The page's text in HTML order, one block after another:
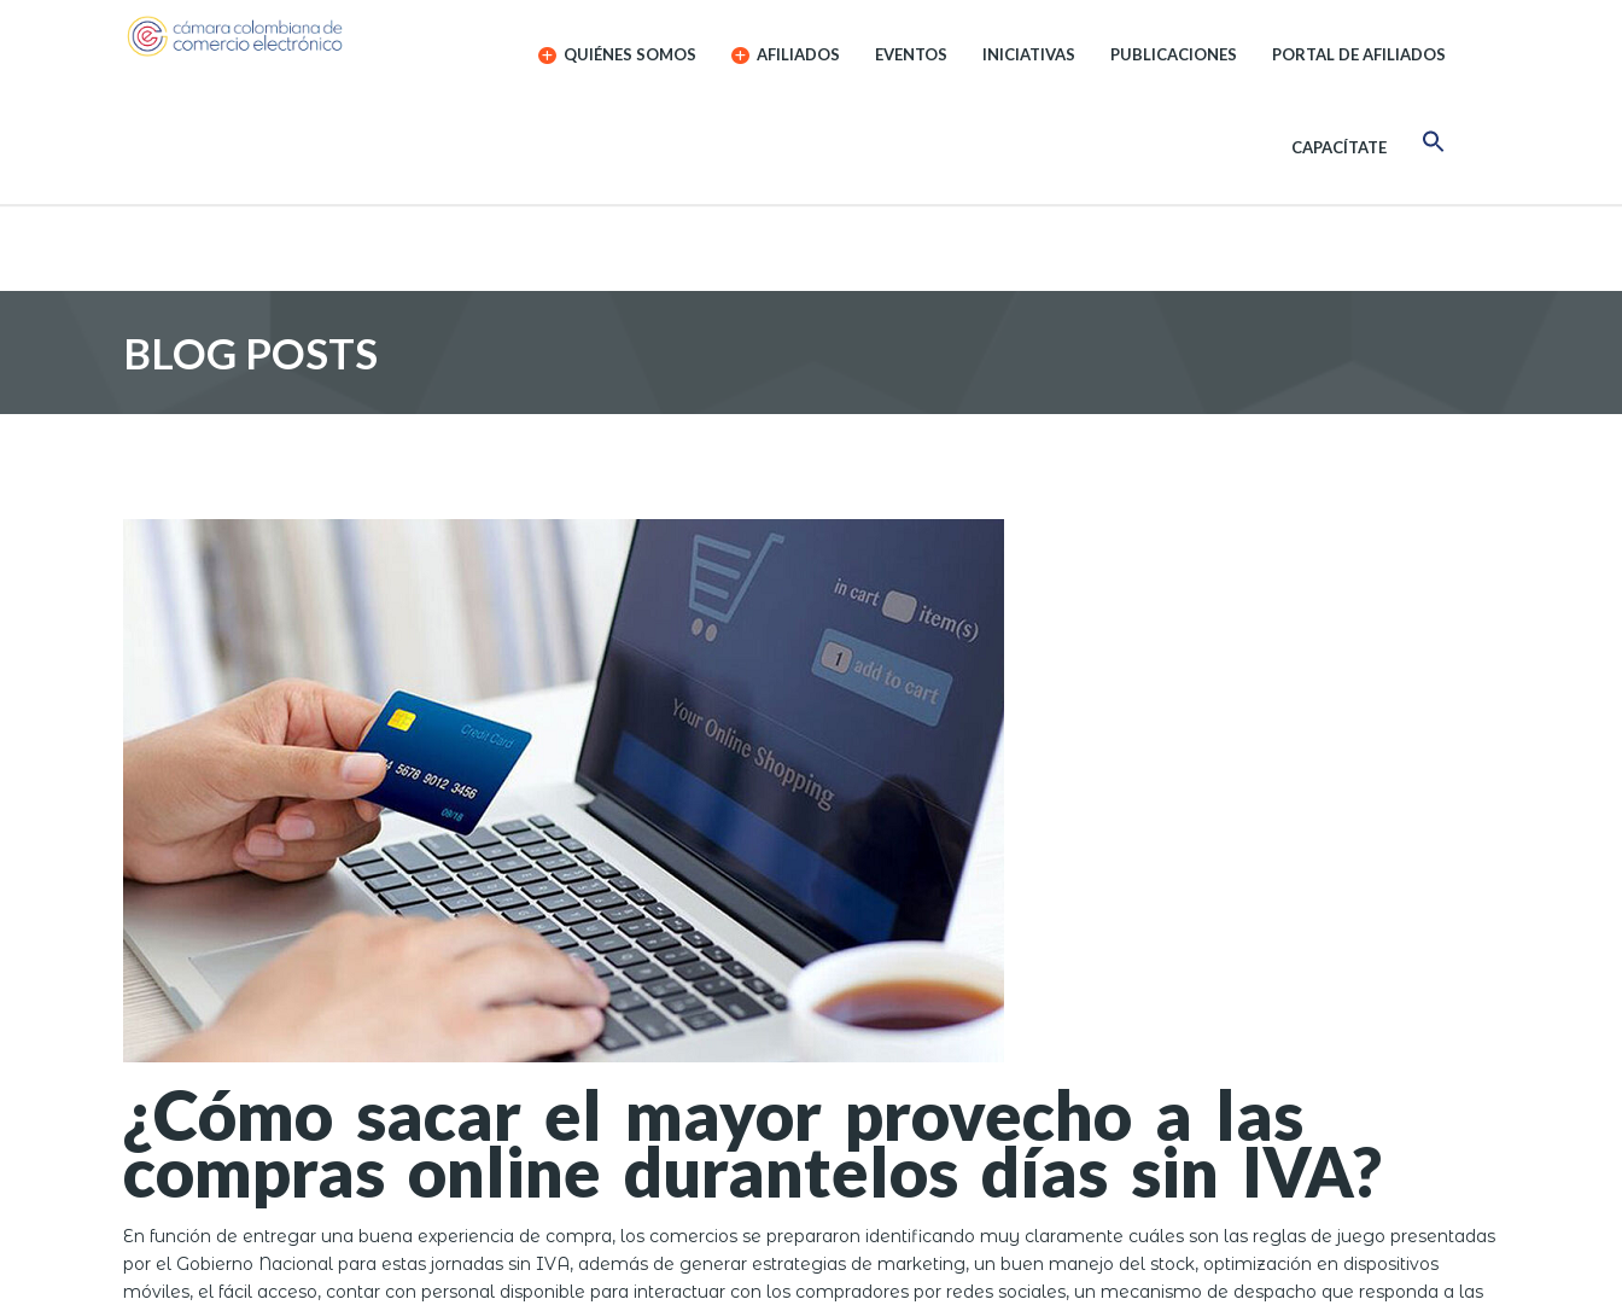
QUIÉNES SOMOS AFILIADOS EVENTOS INICIATIVAS PUBLICACIONES PORTAL DE AFILIADOS
CAPACÍTATE
BLOG POSTS
¿Cómo sacar el mayor provecho a las
compras online durantelos días sin IVA?
En función de entregar una buena experiencia de compra, los comercios se prepararon identificando muy claramente cuáles son las reglas de juego presentadas
por el Gobierno Nacional para estas jornadas sin IVA, además de generar estrategias de marketing, un buen manejo del stock, optimización en dispositivos
móviles, el fácil acceso, contar con personal disponible para interactuar con los compradores por redes sociales, un mecanismo de despacho que responda a las